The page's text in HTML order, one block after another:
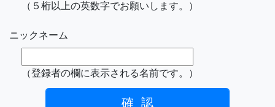
（５桁以上の英数字でお願いします。）
ニックネーム
（登録者の欄に表示される名前です。）